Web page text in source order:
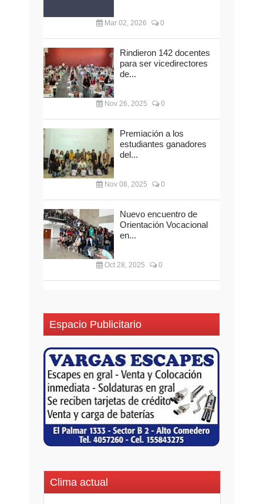
Mar 02, 2026 0
Rindieron 142 docentes
para ser vicedirectores
de...
Nov 26, 2025 0
Premiación a los
estudiantes ganadores
del...
Nov 08, 2025 0
Nuevo encuentro de
Orientación Vocacional
en...
Oct 28, 2025 0
Espacio Publicitario
Clima actual